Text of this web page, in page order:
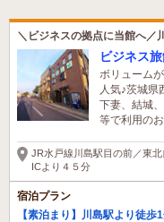
＼ビジネスの拠点に当館へ／
ビジネス
ボリューム
人気♪茨城県
下妻、結城
等で利用
JR水戸線川島駅目の前／東
ICより４５分
宿泊プラン
【素泊まり】川島駅より徒